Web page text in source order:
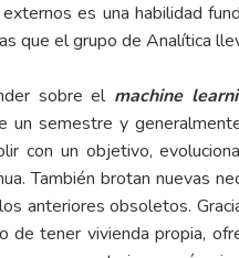
es una habilidad
que el grupo de Analítica
sobre el machine
semestre y
con un objetivo,
También brotan nuevas
anteriores obsoletos.
tener vivienda propia,